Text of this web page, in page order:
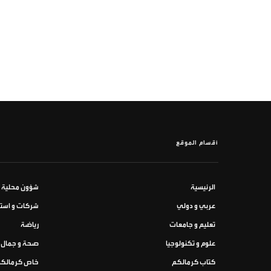
أقسام الموقع
الرئيسية شؤون محلية
عربي و دولي شركات و
تعليم و جامعات رياضة
علوم و تكنولوجيا صحة و جمال
كتاب كرمالكم خاص